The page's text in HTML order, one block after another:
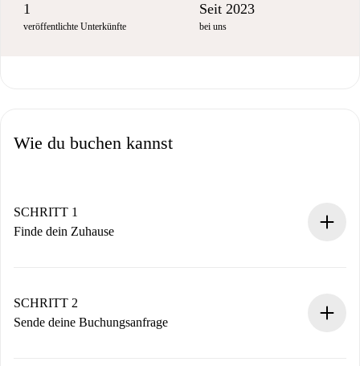
1
veröffentlichte Unterkünfte
Seit 2023
bei uns
Wie du buchen kannst
SCHRITT 1
Finde dein Zuhause
Du erhältst alle notwendigen Informationen im Voraus.
SCHRITT 2
Sende deine Buchungsanfrage